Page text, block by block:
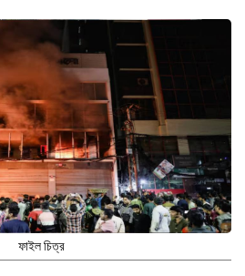
ফাইল চিত্র